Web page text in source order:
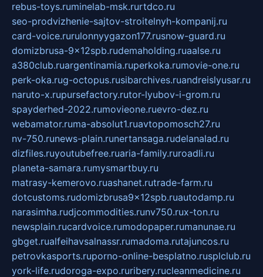
rebus-toys.ruminelab-msk.rurtdco.ru
seo-prodvizhenie-sajtov-stroitelnyh-kompanij.ru
card-voice.rurulonnyygazon177.rusnow-guard.ru
domizbrusa-9x12spb.rudemaholding.ruaalse.ru
a380club.ruargentinamia.ruperkoka.rumovie-one.ru
perk-oka.rug-octopus.rusibarchives.ruandreislyusar.ru
naruto-x.rupursefactory.rutor-lyubov-i-grom.ru
spayderhed-2022.rumovieone.ruevro-dez.ru
webamator.ruma-absolut1.ruavtopomosch27.ru
nv-750.runews-plain.runertansaga.rudelanalad.ru
dizfiles.ruyoutubefree.ruaria-family.ruroadli.ru
planeta-samara.rumysmartbuy.ru
matrasy-kemerovo.ruashanet.rutrade-farm.ru
dotcustoms.rudomizbrusa9x12spb.ruautodamp.ru
narasimha.rudjcommodities.runv750.rux-ton.ru
newsplain.rucardvoice.rumodopaper.rumanunae.ru
gbget.rualfeihavsalnassr.rumadoma.rutajuncos.ru
petrovkasports.ruporno-online-besplatno.rusplclub.ru
york-life.rudoroga-expo.ruribery.rucleanmedicine.ru